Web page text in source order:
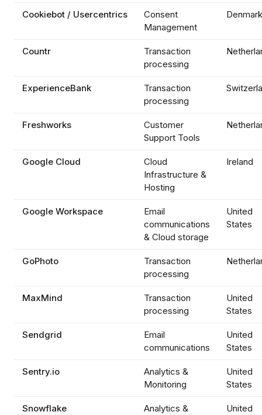
Cookiebot / Usercentrics
Consent
Management
Denmark
Countr
Transaction
processing
ExperienceBank
Transaction
processing
Freshworks
Customer
Support Tools
Google Cloud
Cloud
Infrastructure &
Hosting
Ireland
Google Workspace
Email
communications
& Cloud storage
United
States
GoPhoto
Transaction
processing
MaxMind
Transaction
processing
United
States
Sendgrid
Email
communications
United
States
Sentry.io
Analytics &
Monitoring
United
States
Snowflake
Analytics &
United